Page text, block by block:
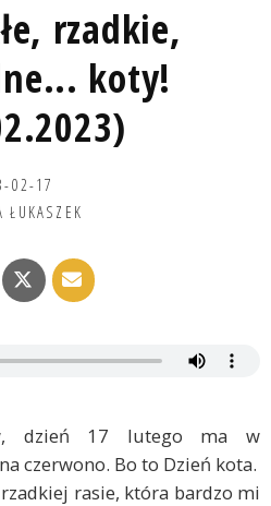
rzadkie,
koty!
02-17
ŁUKASZEK
dzień 17 lutego ma w
czerwono. Bo to Dzień kota.
rasie, która bardzo mi